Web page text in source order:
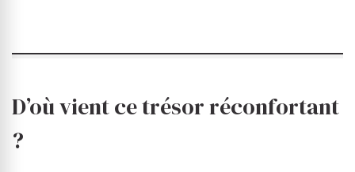
D’où vient ce trésor réconfortant
?